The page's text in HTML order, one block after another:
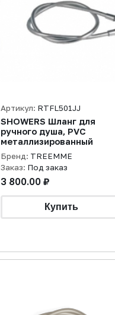
Артикул: RTFL501JJ
SHOWERS Шланг для
ручного душа, PVC
металлизированный
Бренд: TREEMME
Заказ: Под заказ
3 800.00 ₽